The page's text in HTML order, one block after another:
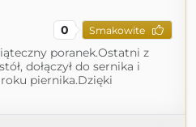
0 Smakowite
poranek.Ostatni z
dołączył do sernika i
piernika.Dzięki